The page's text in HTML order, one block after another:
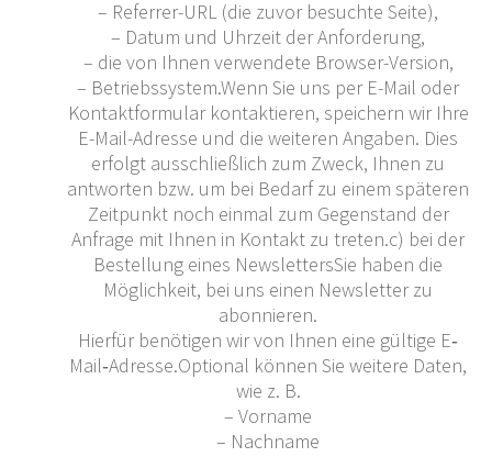
– Referrer-URL (die zuvor besuchte Seite),
– Datum und Uhrzeit der Anforderung,
– die von Ihnen verwendete Browser-Version,
– Betriebssystem.Wenn Sie uns per E-Mail oder
Kontaktformular kontaktieren, speichern wir Ihre
E-Mail-Adresse und die weiteren Angaben. Dies
erfolgt ausschließlich zum Zweck, Ihnen zu
antworten bzw. um bei Bedarf zu einem späteren
Zeitpunkt noch einmal zum Gegenstand der
Anfrage mit Ihnen in Kontakt zu treten.c) bei der
Bestellung eines NewslettersSie haben die
Möglichkeit, bei uns einen Newsletter zu
abonnieren.
Hierfür benötigen wir von Ihnen eine gültige E‐
Mail‐Adresse.Optional können Sie weitere Daten,
wie z. B.
– Vorname
– Nachname